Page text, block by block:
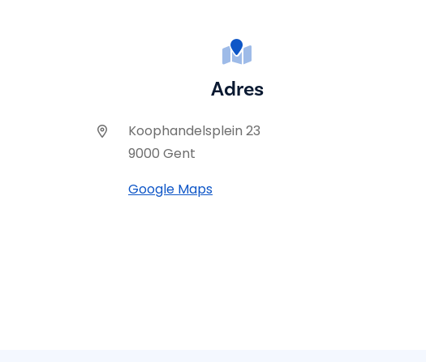
Adres
Koophandelsplein 23
9000 Gent
Google Maps